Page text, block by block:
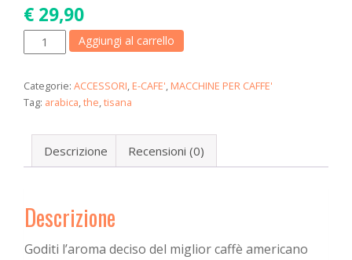
€ 29,90
Macchina
per
americano
tisane
Aggiungi al carrello
Categorie: ACCESSORI, E-CAFE', MACCHINE PER CAFFE'
Tag: arabica,the,tisana
Descrizione Recensioni (0)
Descrizione
Goditi l’aroma deciso del miglior caffè americano